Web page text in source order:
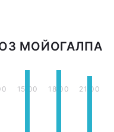
МОЙОГАЛПА
15:00 18:00 21:00